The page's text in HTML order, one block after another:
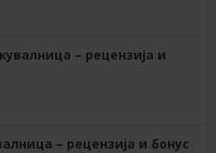
– рецензија и
– рецензија и бонус